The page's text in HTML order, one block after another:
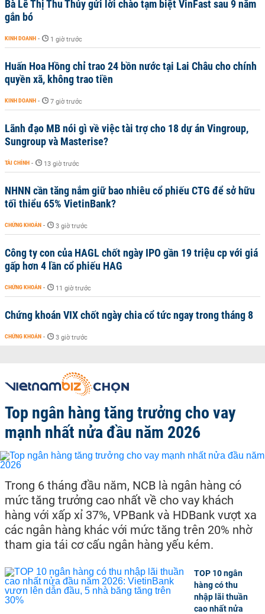
Bà Lê Thị Thu Thủy gửi lời chào tạm biệt VinFast sau 9 năm
gắn bó
KINH DOANH - 1 giờ trước
Huấn Hoa Hồng chỉ trao 24 bồn nước tại Lai Châu cho chính
quyền xã, không trao tiền
KINH DOANH - 7 giờ trước
Lãnh đạo MB nói gì về việc tài trợ cho 18 dự án Vingroup,
Sungroup và Masterise?
TÀI CHÍNH - 13 giờ trước
NHNN cần tăng nắm giữ bao nhiêu cổ phiếu CTG để sở hữu
tối thiểu 65% VietinBank?
CHỨNG KHOÁN - 3 giờ trước
Công ty con của HAGL chốt ngày IPO gần 19 triệu cp với giá
gấp hơn 4 lần cổ phiếu HAG
CHỨNG KHOÁN - 11 giờ trước
Chứng khoán VIX chốt ngày chia cổ tức ngay trong tháng 8
CHỨNG KHOÁN - 3 giờ trước
Top ngân hàng tăng trưởng cho vay
mạnh nhất nửa đầu năm 2026
Trong 6 tháng đầu năm, NCB là ngân hàng có
mức tăng trưởng cao nhất về cho vay khách
hàng với xấp xỉ 37%, VPBank và HDBank vượt xa
các ngân hàng khác với mức tăng trên 20% nhờ
tham gia tái cơ cấu ngân hàng yếu kém.
TOP 10 ngân
hàng có thu
nhập lãi thuần
cao nhất nửa